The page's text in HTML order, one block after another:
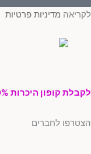
מדיניות פרטיות
קופון היכרות 10% הנחה
לחברים